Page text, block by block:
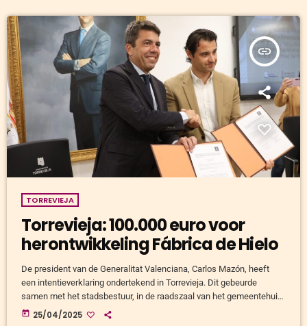
insert_link
TORREVIEJA
Torrevieja: 100.000 euro voor
herontwikkeling Fábrica de Hielo
De president van de Generalitat Valenciana, Carlos Mazón, heeft
een intentieverklaring ondertekend in Torrevieja. Dit gebeurde
samen met het stadsbestuur, in de raadszaal van het gemeentehuis.
Het doel: de restauratie van de iconische Fábrica de Hielo.
today 25/04/2025